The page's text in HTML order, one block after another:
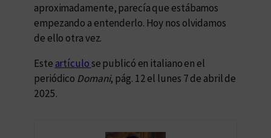
aproximadamente, parecía que estábamos
empezando a entenderlo. Hoy nos olvidamos
de ello otra vez.
Este artículose publicó en italiano en el
periódico Domani, pág. 12 el lunes 7 de abril de
2025.